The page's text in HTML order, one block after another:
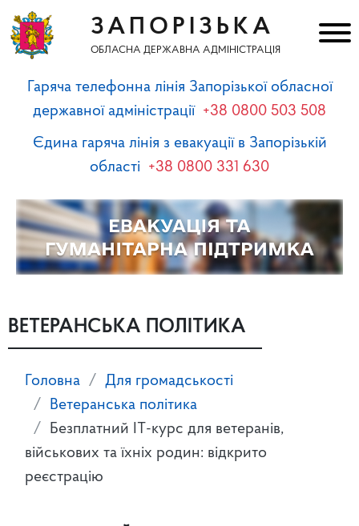
ЗАПОРІЗЬКА
ОБЛАСНА ДЕРЖАВНА АДМІНІСТРАЦІЯ
Гаряча телефонна лінія Запорізької обласної
державної адміністрації +38 0800 503 508
Єдина гаряча лінія з евакуації в Запорізькій
області +38 0800 331 630
ВЕТЕРАНСЬКА ПОЛІТИКА
Головна
Для громадськості
Ветеранська політика
Безплатний ІТ-курс для ветеранів,
військових та їхніх родин: відкрито
реєстрацію